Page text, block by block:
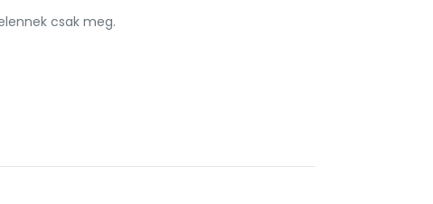
csak meg.